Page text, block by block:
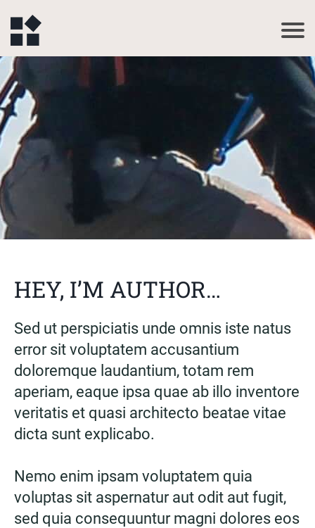
HEY, I’M AUTHOR…
Sed ut perspiciatis unde omnis iste natus
error sit voluptatem accusantium
doloremque laudantium, totam rem
aperiam, eaque ipsa quae ab illo inventore
veritatis et quasi architecto beatae vitae
dicta sunt explicabo.
Nemo enim ipsam voluptatem quia
voluptas sit aspernatur aut odit aut fugit,
sed quia consequuntur magni dolores eos